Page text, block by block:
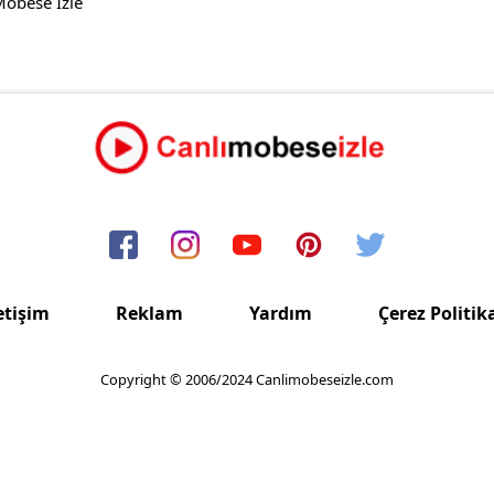
Reklam Yardım Çerez
Copyright © 2006/2024 Canlimobeseizle.com